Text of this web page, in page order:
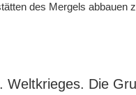
des Mergels abbauen
Die